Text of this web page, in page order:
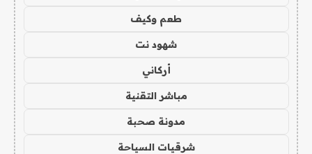
طعم وكيف
شهود نت
أركاني
مباشر التقنية
مدونة صحبة
شرقيات السياحة